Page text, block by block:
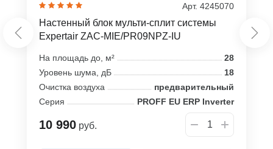
Арт. 4245070
Настенный блок мульти-сплит системы
Expertair ZAC-MIE/PR09NPZ-IU
На площадь до, м²
28
Уровень шума, дБ
18
Очистка воздуха
предварительный
Серия
PROFF EU ERP Inverter
10 990 руб.